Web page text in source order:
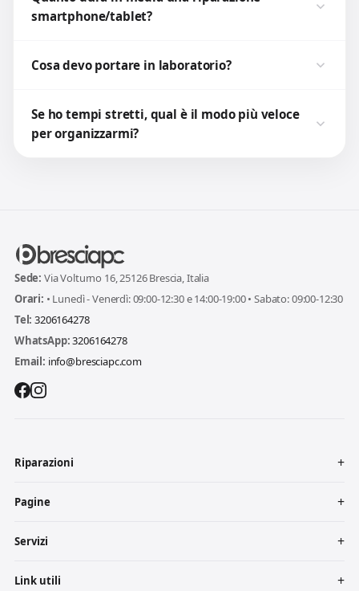
smartphone/tablet?
Cosa devo portare in laboratorio?
Se ho tempi stretti, qual è il modo più veloce
per organizzarmi?
Sede: Via Volturno 16, 25126 Brescia, Italia
Orari: • Lunedì - Venerdì: 09:00-12:30 e 14:00-19:00 • Sabato: 09:00-12:30
Tel: 3206164278
WhatsApp:3206164278
Email: info@bresciapc.com
Riparazioni
Pagine
Servizi
Link utili